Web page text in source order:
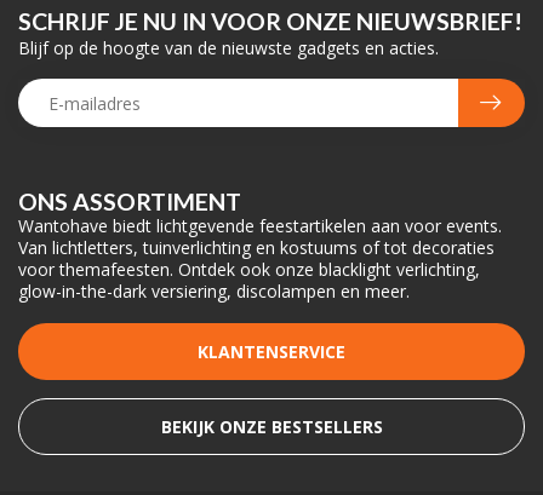
ONS ASSORTIMENT
Wantohave biedt lichtgevende feestartikelen aan voor events.
Van lichtletters, tuinverlichting en kostuums of tot decoraties
voor themafeesten. Ontdek ook onze blacklight verlichting,
glow-in-the-dark versiering, discolampen en meer.
KLANTENSERVICE
BEKIJK ONZE BESTSELLERS
SCHRIJF JE NU IN VOOR ONZE NIEUWSBRIEF!
Blijf op de hoogte van de nieuwste gadgets en acties.